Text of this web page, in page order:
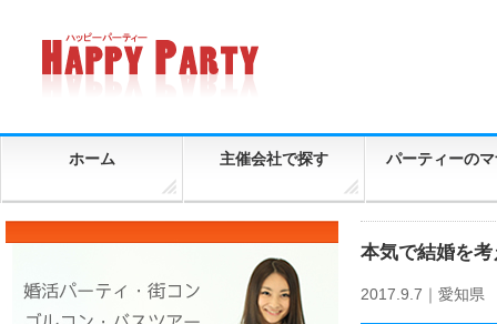
ホーム 主催会社で探す パーティーの
本気で結婚を
2017.9.7｜ 愛知県